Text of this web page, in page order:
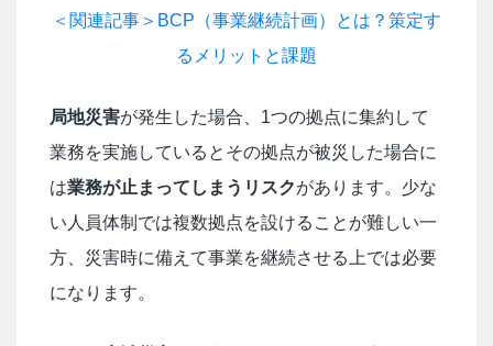
＜関連記事＞BCP（事業継続計画）とは？策定す
るメリットと課題
局地災害が発生した場合、1つの拠点に集約して
業務を実施しているとその拠点が被災した場合に
は業務が止まってしまうリスクがあります。少な
い人員体制では複数拠点を設けることが難しい一
方、災害時に備えて事業を継続させる上では必要
になります。